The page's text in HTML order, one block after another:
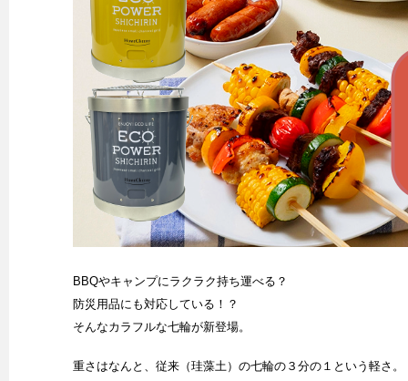
BBQやキャンプにラクラク持ち運べる？
防災用品にも対応している！？
そんなカラフルな七輪が新登場。
重さはなんと、従来（珪藻土）の七輪の３分の１という軽さ。